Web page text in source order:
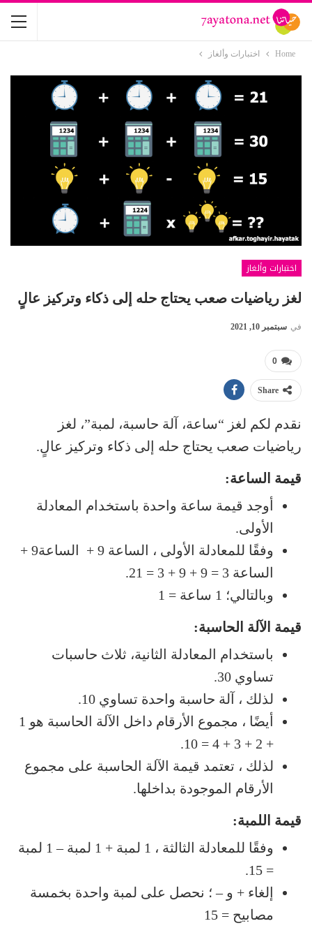
Home اختبارات وألغاز
اختبارات وألغاز
لغز رياضيات صعب يحتاج حله إلى ذكاء وتركيز عالٍ
في سبتمبر 10, 2021
0
Share
نقدم لكم لغز “ساعة، آلة حاسبة، لمبة”، لغز
رياضيات صعب يحتاج حله إلى ذكاء وتركيز عالٍ.
قيمة الساعة:
أوجد قيمة ساعة واحدة باستخدام المعادلة
الأولى.
وفقًا للمعادلة الأولى ، الساعة 9 + الساعة9 +
الساعة 3 = 9 + 9 + 3 = 21.
وبالتالي؛ 1 ساعة = 1
قيمة الآلة الحاسبة:
باستخدام المعادلة الثانية، ثلاث حاسبات
تساوي 30.
لذلك ، آلة حاسبة واحدة تساوي 10.
أيضًا ، مجموع الأرقام داخل الآلة الحاسبة هو 1
+ 2 + 3 + 4 = 10.
لذلك ، تعتمد قيمة الآلة الحاسبة على مجموع
الأرقام الموجودة بداخلها.
قيمة اللمبة:
وفقًا للمعادلة الثالثة ، 1 لمبة + 1 لمبة – 1 لمبة
= 15.
إلغاء + و – ؛ نحصل على لمبة واحدة بخمسة
مصابيح = 15